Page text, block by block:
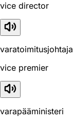
vice director
varatoimitusjohtaja
vice premier
varapääministeri